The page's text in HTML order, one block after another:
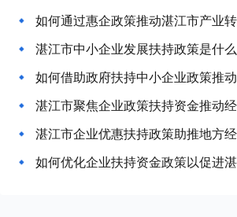
如何通过惠企政策推动湛江市产业
湛江市中小企业发展扶持政策是什
如何借助政府扶持中小企业政策推
湛江市聚焦企业政策扶持资金推动
湛江市企业优惠扶持政策助推地方
如何优化企业扶持资金政策以促进